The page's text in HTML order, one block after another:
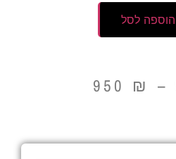
הוספה לסל
–
950 ₪